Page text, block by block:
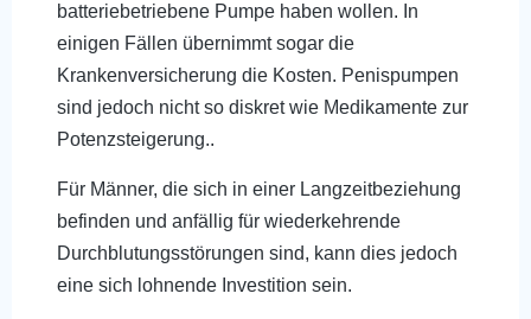
batteriebetriebene Pumpe haben wollen. In
einigen Fällen übernimmt sogar die
Krankenversicherung die Kosten. Penispumpen
sind jedoch nicht so diskret wie Medikamente zur
Potenzsteigerung..
Für Männer, die sich in einer Langzeitbeziehung
befinden und anfällig für wiederkehrende
Durchblutungsstörungen sind, kann dies jedoch
eine sich lohnende Investition sein.